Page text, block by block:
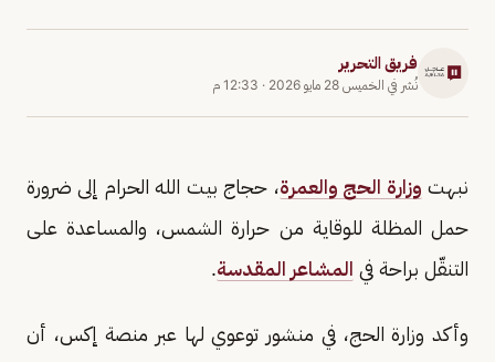
فريق التحرير
نُشر في الخميس 28 مايو 2026 · 12:33 م
نبهت وزارة الحج والعمرة، حجاج بيت الله الحرام إلى ضرورة
حمل المظلة للوقاية من حرارة الشمس، والمساعدة على
التنقّل براحة في المشاعر المقدسة.
وأكد وزارة الحج، في منشور توعوي لها عبر منصة إكس، أن